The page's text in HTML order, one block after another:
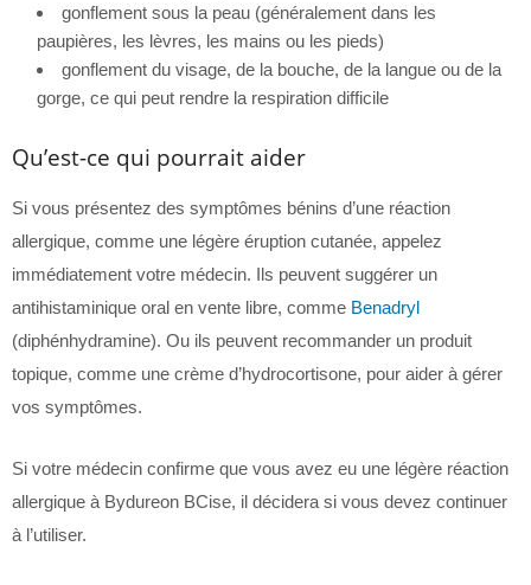
gonflement sous la peau (généralement dans les
paupières, les lèvres, les mains ou les pieds)
gonflement du visage, de la bouche, de la langue ou de la
gorge, ce qui peut rendre la respiration difficile
Qu’est-ce qui pourrait aider
Si vous présentez des symptômes bénins d’une réaction
allergique, comme une légère éruption cutanée, appelez
immédiatement votre médecin. Ils peuvent suggérer un
antihistaminique oral en vente libre, comme Benadryl
(diphénhydramine). Ou ils peuvent recommander un produit
topique, comme une crème d’hydrocortisone, pour aider à gérer
vos symptômes.
Si votre médecin confirme que vous avez eu une légère réaction
allergique à Bydureon BCise, il décidera si vous devez continuer
à l’utiliser.